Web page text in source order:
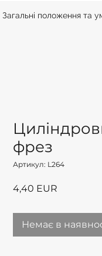
Загальні положення та
фрез
Артикул: L264
4,40 EUR
Немає в